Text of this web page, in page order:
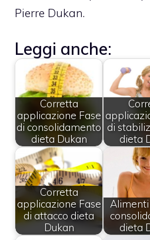
Pierre Dukan.
Leggi anche:
Corretta
applicazione Fase
di consolidamento
dieta Dukan
di
dieta
Corretta
applicazione Fase
di attacco dieta
Dukan
Alimenti
dieta